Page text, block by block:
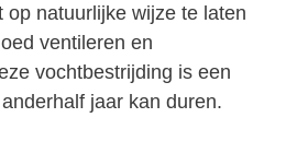
op natuurlijke wijze te laten
ventileren en
vochtbestrijding is een
jaar kan duren.